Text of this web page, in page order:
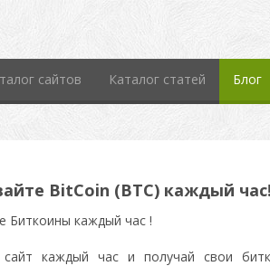
сайтов Каталог статей Блог
BitCoin (BTC) каждый
Биткоины каждый час !
каждый час и получай свои